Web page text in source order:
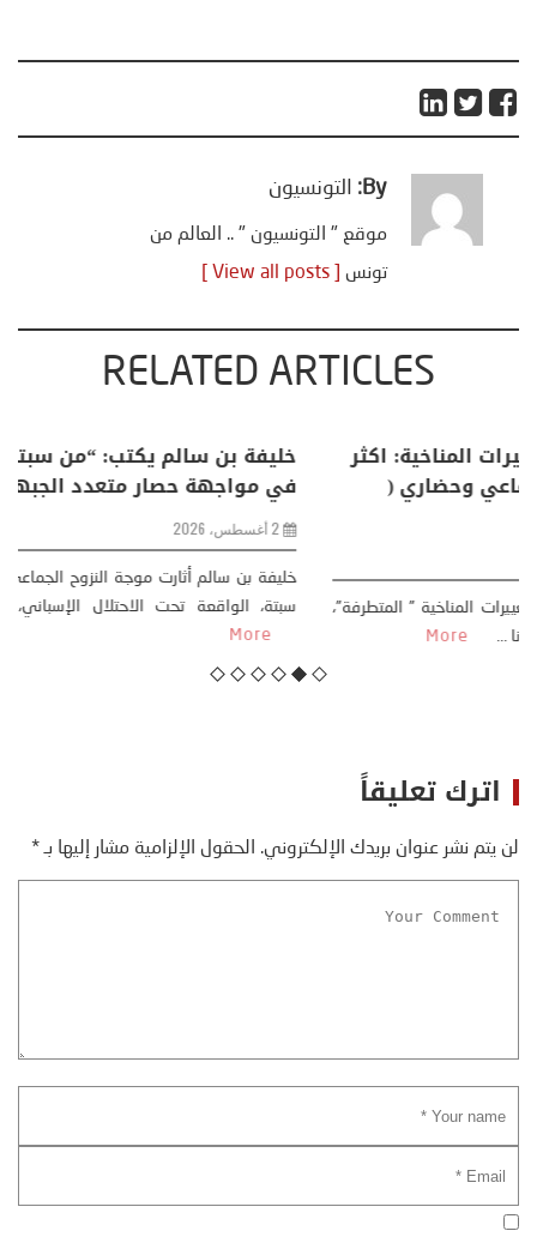
By: التونسيون
موقع " التونسيون " .. العالم من
تونس
RELATED ARTICLES
منذر بالضيافي يكتب حول: التغيرات المناخية: اكثر
من ظاهرة طبيعية .. تحول اجتماعي وحضاري (
مقاربة سوسيولوجية )
كتب: منذر بالضيافي بدأت قصتي مع التغييرات المناخية ” المتطرفة”،
منذ نهاية ثمانينات القرن الماضي، حين أطردنا ...
اترك تعليقاً
لن يتم نشر عنوان بريدك الإلكتروني. الحقول الإلزامية مشار إليها بـ*